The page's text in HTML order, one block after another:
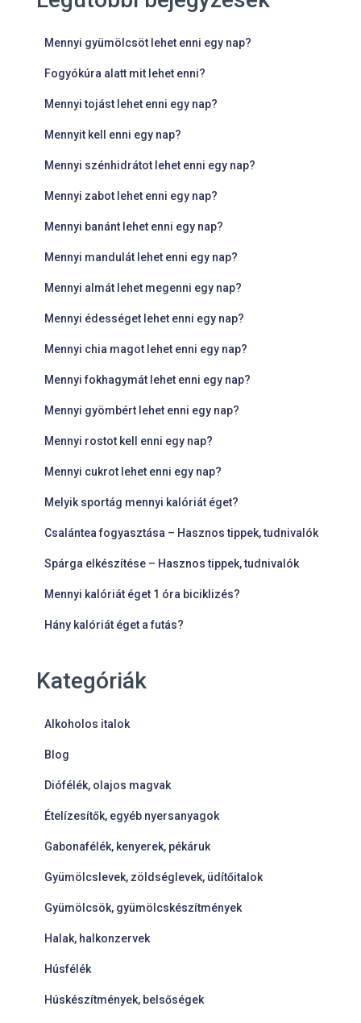
Mennyi gyümölcsöt lehet enni egy nap?
Fogyókúra alatt mit lehet enni?
Mennyi tojást lehet enni egy nap?
Mennyit kell enni egy nap?
Mennyi szénhidrátot lehet enni egy nap?
Mennyi zabot lehet enni egy nap?
Mennyi banánt lehet enni egy nap?
Mennyi mandulát lehet enni egy nap?
Mennyi almát lehet megenni egy nap?
Mennyi édességet lehet enni egy nap?
Mennyi chia magot lehet enni egy nap?
Mennyi fokhagymát lehet enni egy nap?
Mennyi gyömbért lehet enni egy nap?
Mennyi rostot kell enni egy nap?
Mennyi cukrot lehet enni egy nap?
Melyik sportág mennyi kalóriát éget?
Csalántea fogyasztása – Hasznos tippek, tudnivalók
Spárga elkészítése – Hasznos tippek, tudnivalók
Mennyi kalóriát éget 1 óra biciklizés?
Hány kalóriát éget a futás?
Kategóriák
Alkoholos italok
Blog
Diófélék, olajos magvak
Ételízesítők, egyéb nyersanyagok
Gabonafélék, kenyerek, pékáruk
Gyümölcslevek, zöldséglevek, üdítőitalok
Gyümölcsök, gyümölcskészítmények
Halak, halkonzervek
Húsfélék
Húskészítmények, belsőségek